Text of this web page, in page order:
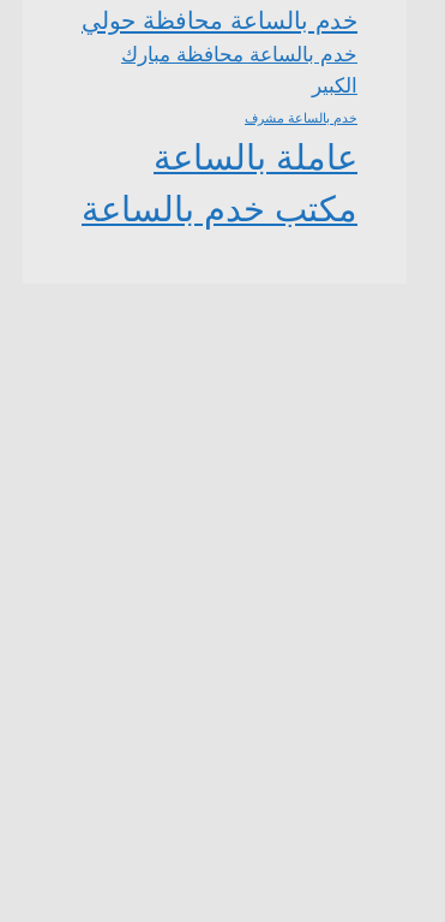
خدم بالساعة محافظة حولي
خدم بالساعة محافظة مبارك
الكبير
خدم بالساعة مشرف
عاملة بالساعة
مكتب خدم بالساعة